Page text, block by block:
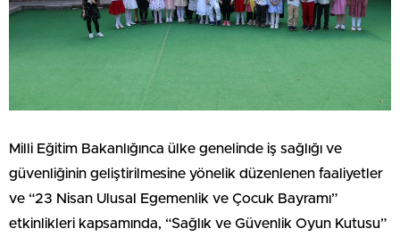
Milli Eğitim Bakanlığınca ülke genelinde iş sağlığı ve
güvenliğinin geliştirilmesine yönelik düzenlenen faaliyetler
ve “23 Nisan Ulusal Egemenlik ve Çocuk Bayramı”
etkinlikleri kapsamında, “Sağlık ve Güvenlik Oyun Kutusu”